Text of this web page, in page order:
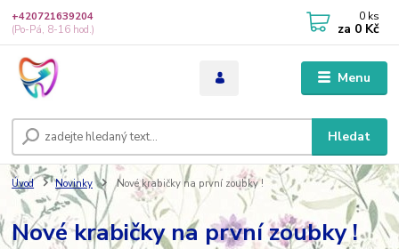
Menu
Hledat
+420721639204
(Po-Pá, 8-16 hod.)
0 ks
za 0 Kč
Úvod Novinky Nové krabičky na první zoubky !
Nové krabičky na první zoubky !